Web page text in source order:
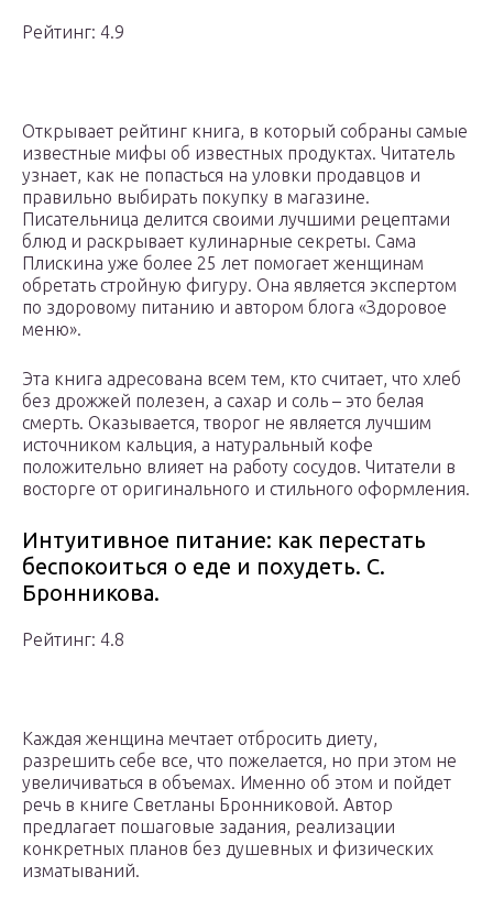
Рейтинг: 4.9
Открывает рейтинг книга, в который собраны самые
известные мифы об известных продуктах. Читатель
узнает, как не попасться на уловки продавцов и
правильно выбирать покупку в магазине.
Писательница делится своими лучшими рецептами
блюд и раскрывает кулинарные секреты. Сама
Плискина уже более 25 лет помогает женщинам
обретать стройную фигуру. Она является экспертом
по здоровому питанию и автором блога «Здоровое
меню».
Эта книга адресована всем тем, кто считает, что хлеб
без дрожжей полезен, а сахар и соль – это белая
смерть. Оказывается, творог не является лучшим
источником кальция, а натуральный кофе
положительно влияет на работу сосудов. Читатели в
восторге от оригинального и стильного оформления.
Интуитивное питание: как перестать
беспокоиться о еде и похудеть. С.
Бронникова.
Рейтинг: 4.8
Каждая женщина мечтает отбросить диету,
разрешить себе все, что пожелается, но при этом не
увеличиваться в объемах. Именно об этом и пойдет
речь в книге Светланы Бронниковой. Автор
предлагает пошаговые задания, реализации
конкретных планов без душевных и физических
изматываний.